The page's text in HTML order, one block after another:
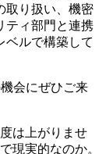
取り扱い、機密
ティ部門と連携
ベルで構築して
会にぜひご来
は上がりませ
現実的なのか。